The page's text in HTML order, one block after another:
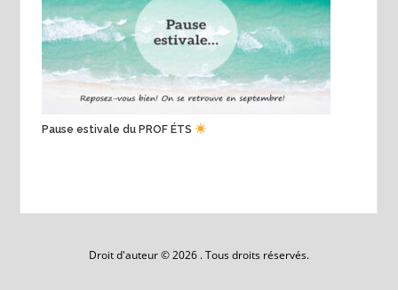
Pause estivale du PROF ÉTS
Droit d'auteur © 2026 . Tous droits réservés.